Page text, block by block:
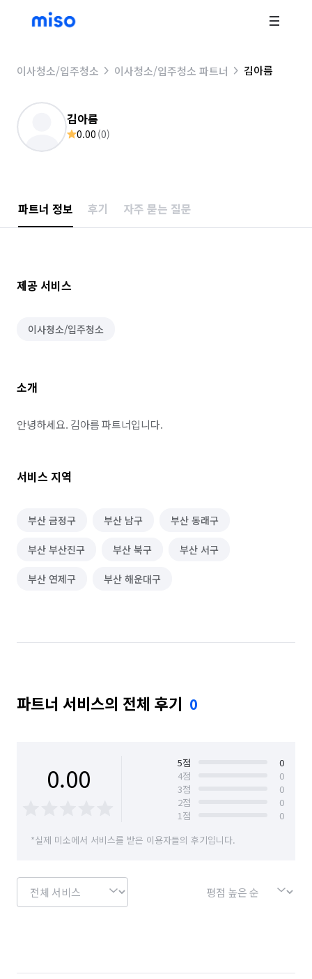
이사청소/입주청소 이사청소/입주청소 파트너 김아름
김아름
0.00 (0)
파트너 정보 후기 자주 묻는 질문
제공 서비스
이사청소/입주청소
소개
안녕하세요. 김아름 파트너입니다.
서비스 지역
부산 금정구 부산 남구 부산 동래구
부산 부산진구 부산 북구 부산 서구
부산 연제구 부산 해운대구
파트너 서비스의 전체 후기 0
0.00 5점
0
4점
0
3점
0
2점
0
1점
0
*실제 미소에서 서비스를 받은 이용자들의 후기입니다.